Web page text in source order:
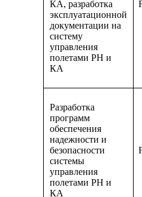
КА, разработка
эксплуатационной
документации на
систему
управления
полетами РН и
КА
Разработка
программ
обеспечения
надежности и
безопасности
системы
управления
полетами РН и
КА